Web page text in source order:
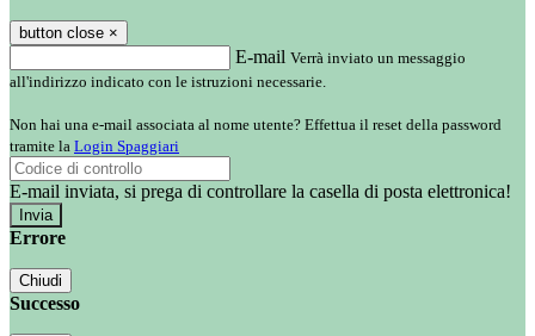
button close ×
E-mail Verrà inviato un messaggio
all'indirizzo indicato con le istruzioni necessarie.
Non hai una e-mail associata al nome utente? Effettua il reset della password
tramite la Login Spaggiari
E-mail inviata, si prega di controllare la casella di posta elettronica!
Errore
Chiudi
Successo